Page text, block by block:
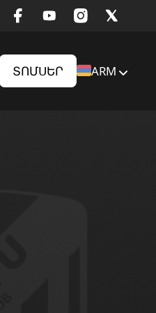
ՏՈՄՍԵՐ ARM